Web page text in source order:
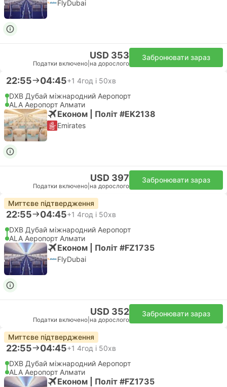
FlyDubai
USD 353
Податки включено на дорослого
Забронювати зараз
22:55 04:45+1 4год і 50хв
DXB Дубай міжнародний Аеропорт
ALA Аеропорт Алмати
Економ | Політ #EK2138
Emirates
USD 397
Податки включено на дорослого
Забронювати зараз
Миттєве підтвердження
22:55 04:45+1 4год і 50хв
DXB Дубай міжнародний Аеропорт
ALA Аеропорт Алмати
Економ | Політ #FZ1735
FlyDubai
USD 352
Податки включено на дорослого
Забронювати зараз
Миттєве підтвердження
22:55 04:45+1 4год і 50хв
DXB Дубай міжнародний Аеропорт
ALA Аеропорт Алмати
Економ | Політ #FZ1735